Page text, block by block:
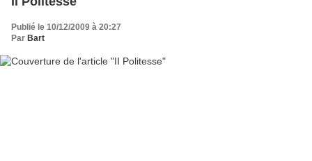
Publié le 10/12/2009 à 20:27
Par Bart